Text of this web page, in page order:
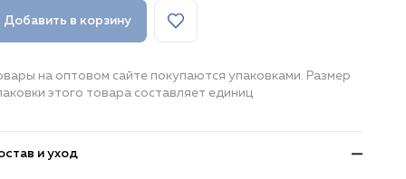
Добавить в корзину
на оптовом сайте покупаются упаковками. Размер
этого товара составляет единиц
и уход